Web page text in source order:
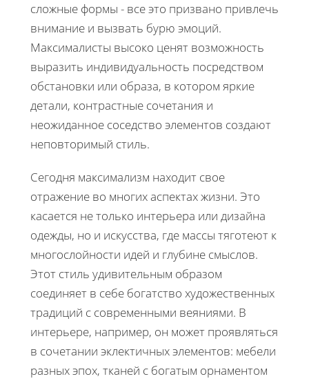
сложные формы - все это призвано привлечь
внимание и вызвать бурю эмоций.
Максималисты высоко ценят возможность
выразить индивидуальность посредством
обстановки или образа, в котором яркие
детали, контрастные сочетания и
неожиданное соседство элементов создают
неповторимый стиль.
Сегодня максимализм находит свое
отражение во многих аспектах жизни. Это
касается не только интерьера или дизайна
одежды, но и искусства, где массы тяготеют к
многослойности идей и глубине смыслов.
Этот стиль удивительным образом
соединяет в себе богатство художественных
традиций с современными веяниями. В
интерьере, например, он может проявляться
в сочетании эклектичных элементов: мебели
разных эпох, тканей с богатым орнаментом